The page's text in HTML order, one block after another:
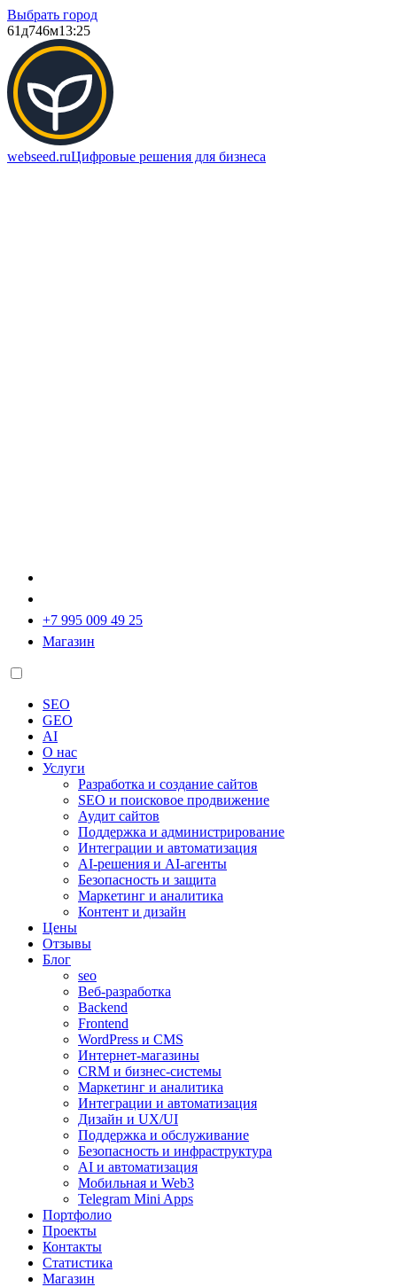
Выбрать город
61д746м13:25
webseed.ruЦифровые решения для бизнеса
+7 995 009 49 25
Магазин
SEO
GEO
AI
О нас
Услуги
Разработка и создание сайтов
SEO и поисковое продвижение
Аудит сайтов
Поддержка и администрирование
Интеграции и автоматизация
AI-решения и AI-агенты
Безопасность и защита
Маркетинг и аналитика
Контент и дизайн
Цены
Отзывы
Блог
seo
Веб-разработка
Backend
Frontend
WordPress и CMS
Интернет-магазины
CRM и бизнес-системы
Маркетинг и аналитика
Интеграции и автоматизация
Дизайн и UX/UI
Поддержка и обслуживание
Безопасность и инфраструктура
AI и автоматизация
Мобильная и Web3
Telegram Mini Apps
Портфолио
Проекты
Контакты
Статистика
Магазин